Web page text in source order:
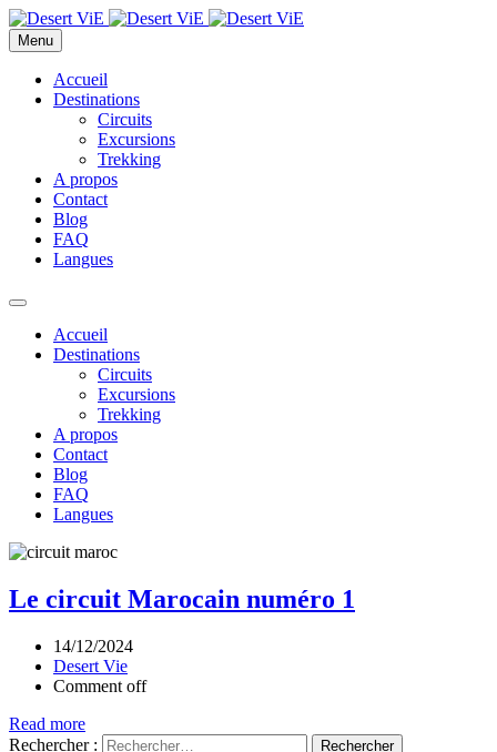
Menu
Accueil
Destinations
Circuits
Excursions
Trekking
A propos
Contact
Blog
FAQ
Langues
Accueil
Destinations
Circuits
Excursions
Trekking
A propos
Contact
Blog
FAQ
Langues
Le circuit Marocain numéro 1
14/12/2024
Desert Vie
Comment off
Read more
Rechercher :